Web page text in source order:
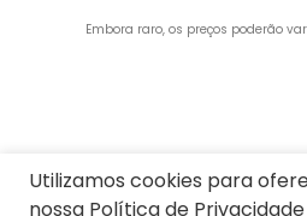
Embora raro, os preços poderão
Utilizamos cookies para
nossa Política de